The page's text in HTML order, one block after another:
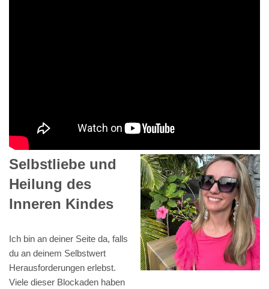
Selbstliebe und
Heilung des
Inneren Kindes
Ich bin an deiner Seite da, falls
du an deinem Selbstwert
Herausforderungen erlebst.
Viele dieser Blockaden haben